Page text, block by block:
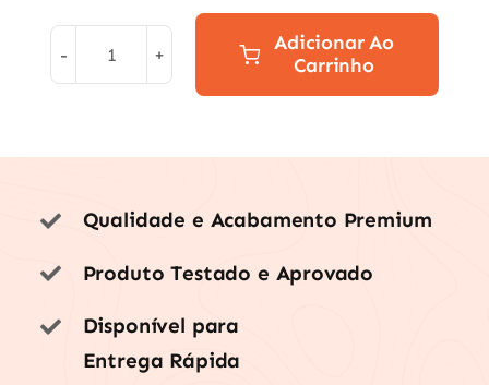
Parafuso
Placo
25mm
quantidade
Adicionar Ao
Carrinho
Qualidade e Acabamento Premium
Produto Testado e Aprovado
Disponível para
Entrega Rápida